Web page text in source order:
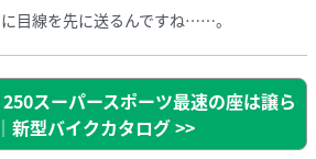
目線を先に送るんですね……。
スーパースポーツ最速の座は譲ら
新型バイクカタログ >>